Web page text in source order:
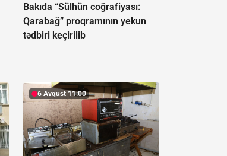
Bakıda “Sülhün coğrafiyası:
Qarabağ” proqramının yekun
tədbiri keçirilib
6 Avqust 11:00